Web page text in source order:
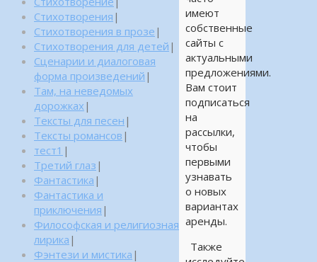
имеют
собственные
сайты с
актуальными
предложениями.
Вам стоит
подписаться
на
рассылки,
чтобы
первыми
узнавать
о новых
вариантах
аренды.
Также
Стихотворения |
Стихотворения в прозе |
Стихотворения для детей |
Сценарии и диалоговая
форма произведений |
Там, на неведомых
дорожках |
Тексты для песен |
Тексты романсов |
тест1 |
Третий глаз |
Фантастика |
Фантастика и
приключения |
Философская и религиозная
лирика |
Фэнтези и мистика |